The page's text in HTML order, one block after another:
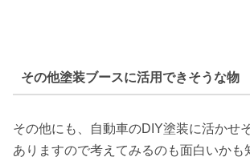
その他塗装ブースに活用できそうな物
その他にも、自動車のDIY塗装に活かせ
ありますので考えてみるのも面白いかも